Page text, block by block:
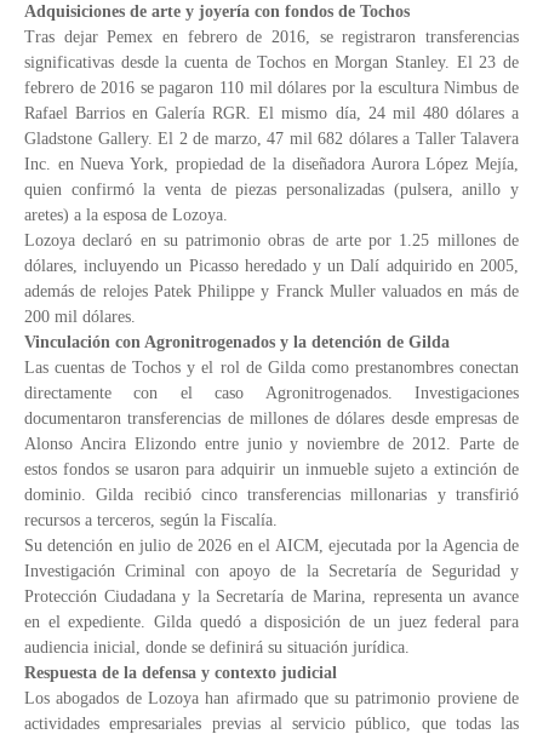
Adquisiciones de arte y joyería con fondos de Tochos
Tras dejar Pemex en febrero de 2016, se registraron transferencias
significativas desde la cuenta de Tochos en Morgan Stanley. El 23 de
febrero de 2016 se pagaron 110 mil dólares por la escultura Nimbus de
Rafael Barrios en Galería RGR. El mismo día, 24 mil 480 dólares a
Gladstone Gallery. El 2 de marzo, 47 mil 682 dólares a Taller Talavera
Inc. en Nueva York, propiedad de la diseñadora Aurora López Mejía,
quien confirmó la venta de piezas personalizadas (pulsera, anillo y
aretes) a la esposa de Lozoya.
Lozoya declaró en su patrimonio obras de arte por 1.25 millones de
dólares, incluyendo un Picasso heredado y un Dalí adquirido en 2005,
además de relojes Patek Philippe y Franck Muller valuados en más de
200 mil dólares.
Vinculación con Agronitrogenados y la detención de Gilda
Las cuentas de Tochos y el rol de Gilda como prestanombres conectan
directamente con el caso Agronitrogenados. Investigaciones
documentaron transferencias de millones de dólares desde empresas de
Alonso Ancira Elizondo entre junio y noviembre de 2012. Parte de
estos fondos se usaron para adquirir un inmueble sujeto a extinción de
dominio. Gilda recibió cinco transferencias millonarias y transfirió
recursos a terceros, según la Fiscalía.
Su detención en julio de 2026 en el AICM, ejecutada por la Agencia de
Investigación Criminal con apoyo de la Secretaría de Seguridad y
Protección Ciudadana y la Secretaría de Marina, representa un avance
en el expediente. Gilda quedó a disposición de un juez federal para
audiencia inicial, donde se definirá su situación jurídica.
Respuesta de la defensa y contexto judicial
Los abogados de Lozoya han afirmado que su patrimonio proviene de
actividades empresariales previas al servicio público, que todas las